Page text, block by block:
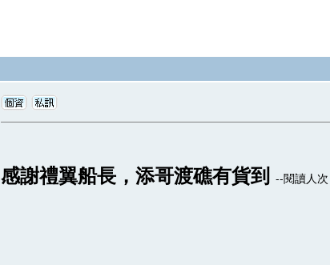
感謝禮翼船長，添哥渡礁有貨到 --閱讀人